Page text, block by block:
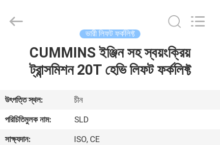
আমাদের
সম্পর্কে
ভারী লিফট ফর্কলিফ্ট
CUMMINS ইঞ্জিন সহ স্বয়ংক্রিয়
ট্রান্সমিশন 20T হেভি লিফট ফর্কলিফ্ট
উৎপত্তি স্থল:
চীন
পরিচিতিমুলক নাম:
SLD
সাক্ষ্যদান:
ISO, CE